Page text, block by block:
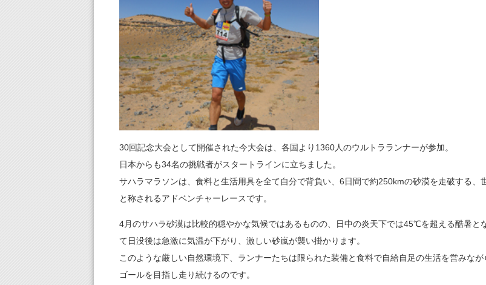
30回記念大会として開催された今大会は、各国より1360人のウルトラランナーが参加。
日本からも34名の挑戦者がスタートラインに立ちました。
サハラマラソンは、食料と生活用具を全て自分で背負い、6日間で約250kmの砂漠を走破する、
と称されるアドベンチャーレースです。
4月のサハラ砂漠は比較的穏やかな気候ではあるものの、日中の炎天下では45℃を超える酷暑と
て日没後は急激に気温が下がり、激しい砂嵐が襲い掛かります。
このような厳しい自然環境下、ランナーたちは限られた装備と食料で自給自足の生活を営みなが
ゴールを目指し走り続けるのです。